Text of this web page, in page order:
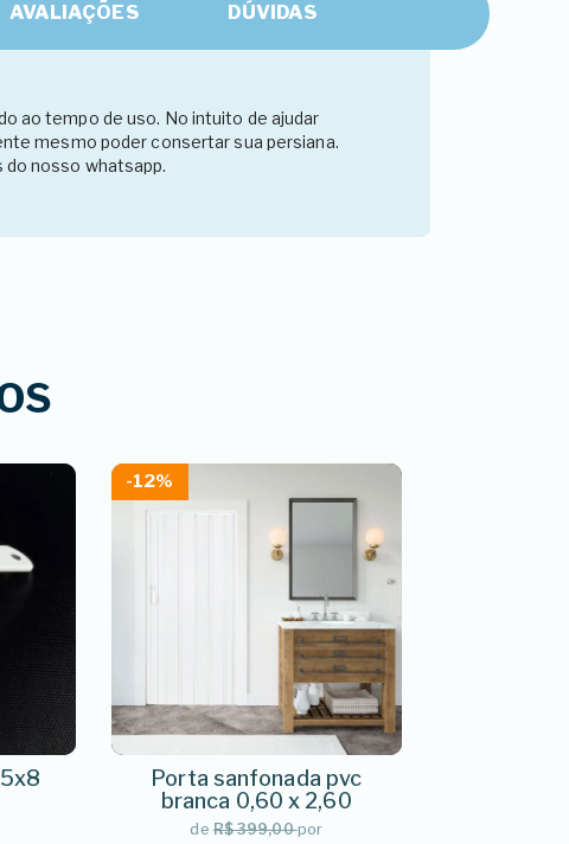
AVALIAÇÕES DÚVIDAS
ao tempo de uso. No intuito de ajudar
mesmo poder consertar sua persiana.
nosso whatsapp.
-12%
Porta sanfonada pvc
branca 0,60 x 2,60
deR$ 399,00por